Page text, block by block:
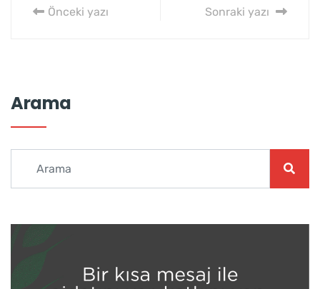
Önceki yazı Sonraki yazı
Arama